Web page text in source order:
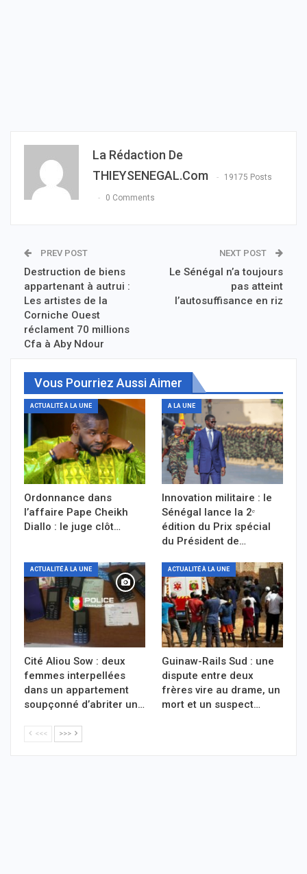
La Rédaction De
THIEYSENEGAL.com
19175 Posts
0 Comments
PREV POST
Destruction de biens
appartenant à autrui :
Les artistes de la
Corniche Ouest
réclament 70 millions
Cfa à Aby Ndour
NEXT POST
Le Sénégal n’a toujours
pas atteint
l’autosuffisance en riz
Vous Pourriez Aussi Aimer
ACTUALITÉ À LA UNE
Ordonnance dans
l’affaire Pape Cheikh
Diallo : le juge clôt…
A LA UNE
Innovation militaire : le
Sénégal lance la 2ᵉ
édition du Prix spécial
du Président de…
ACTUALITÉ À LA UNE
Cité Aliou Sow : deux
femmes interpellées
dans un appartement
soupçonné d’abriter un…
ACTUALITÉ À LA UNE
Guinaw-Rails Sud : une
dispute entre deux
frères vire au drame, un
mort et un suspect…
<<< >>>